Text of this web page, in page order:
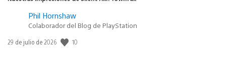
Phil Hornshaw
Colaborador del Blog de PlayStation
Fecha
29 de julio de 2026 10